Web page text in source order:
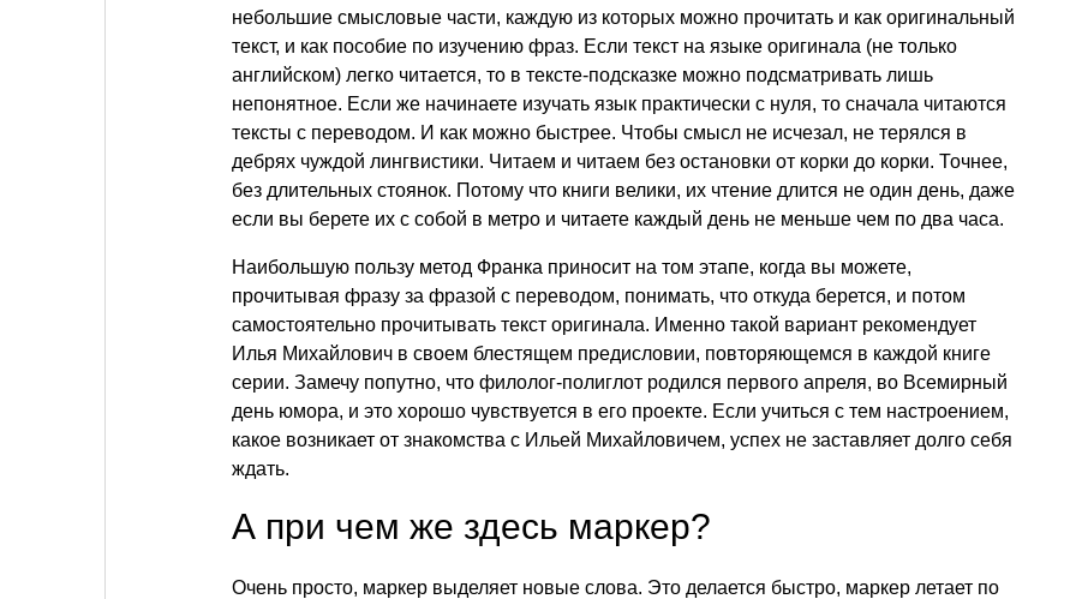
небольшие смысловые части, каждую из которых можно прочитать и как оригинальный
текст, и как пособие по изучению фраз. Если текст на языке оригинала (не только
английском) легко читается, то в тексте-подсказке можно подсматривать лишь
непонятное. Если же начинаете изучать язык практически с нуля, то сначала читаются
тексты с переводом. И как можно быстрее. Чтобы смысл не исчезал, не терялся в
дебрях чуждой лингвистики. Читаем и читаем без остановки от корки до корки. Точнее,
без длительных стоянок. Потому что книги велики, их чтение длится не один день, даже
если вы берете их с собой в метро и читаете каждый день не меньше чем по два часа.
Наибольшую пользу метод Франка приносит на том этапе, когда вы можете,
прочитывая фразу за фразой с переводом, понимать, что откуда берется, и потом
самостоятельно прочитывать текст оригинала. Именно такой вариант рекомендует
Илья Михайлович в своем блестящем предисловии, повторяющемся в каждой книге
серии. Замечу попутно, что филолог-полиглот родился первого апреля, во Всемирный
день юмора, и это хорошо чувствуется в его проекте. Если учиться с тем настроением,
какое возникает от знакомства с Ильей Михайловичем, успех не заставляет долго себя
ждать.
А при чем же здесь маркер?
Очень просто, маркер выделяет новые слова. Это делается быстро, маркер летает по